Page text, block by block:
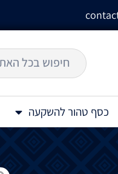
כסף טהור להשקעה